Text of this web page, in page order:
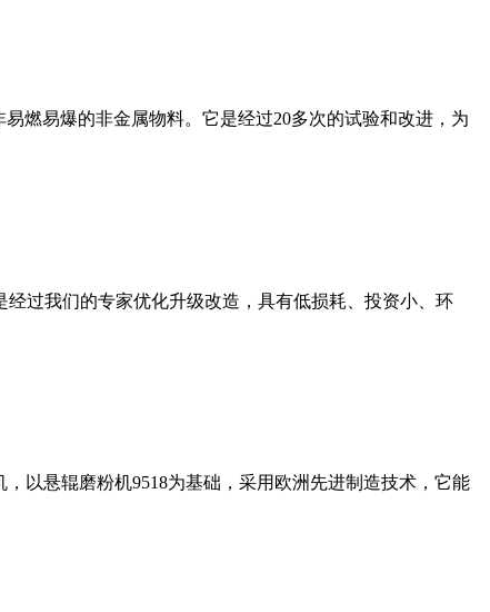
燃易爆的非金属物料。它是经过20多次的试验和改进，为
过我们的专家优化升级改造，具有低损耗、投资小、环
以悬辊磨粉机9518为基础，采用欧洲先进制造技术，它能